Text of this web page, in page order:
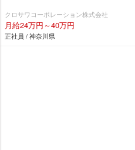
クロサワコーポレーション株式会社
月給24万円～40万円
正社員 / 神奈川県